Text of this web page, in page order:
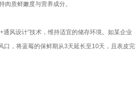
肉质鲜嫩度与营养成分。
风设计”技术，维持适宜的储存环境。如某企业
口，将蓝莓的保鲜期从3天延长至10天，且表皮完